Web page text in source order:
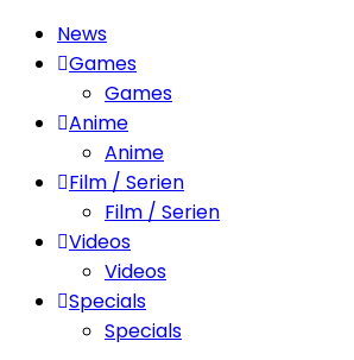
News
Games
Games
Anime
Anime
Film / Serien
Film / Serien
Videos
Videos
Specials
Specials